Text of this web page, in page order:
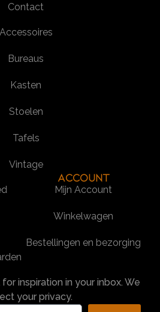
Contact
Accessoires
Bureaus
Kasten
Stoelen
Tafels
Vintage
Account
Mijn Account
Winkelwagen
Bestellingen en bezorging
inspiration in your inbox. We
your privacy.